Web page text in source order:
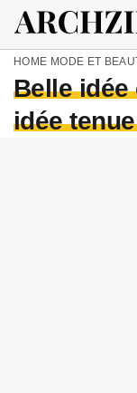
HOME MODE ET
Belle
idée